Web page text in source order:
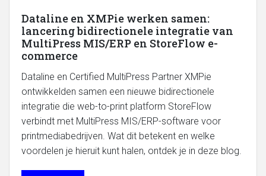
Dataline en XMPie werken samen:
lancering bidirectionele integratie van
MultiPress MIS/ERP en StoreFlow e-
commerce
Dataline en Certified MultiPress Partner XMPie
ontwikkelden samen een nieuwe bidirectionele
integratie die web-to-print platform StoreFlow
verbindt met MultiPress MIS/ERP-software voor
printmediabedrijven. Wat dit betekent en welke
voordelen je hieruit kunt halen, ontdek je in deze blog.